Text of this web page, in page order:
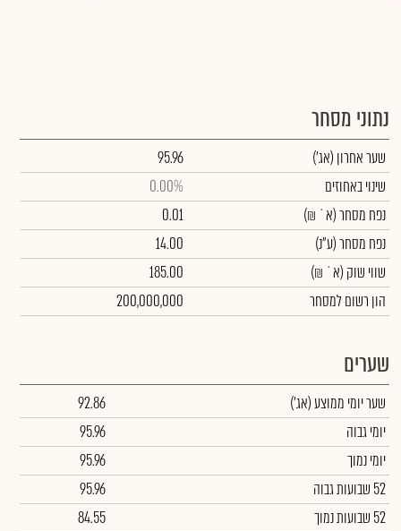
נתוני מסחר
שער אחרון (אג')
95.96
שינוי באחוזים
0.00%
נפח מסחר(א` ₪)
0.01
נפח מסחר(ע"נ)
14.00
שווי שוק (א` ₪)
185.00
הון רשום למסחר
200,000,000
שערים
שער יומי ממוצע(אג')
92.86
יומי גבוה
95.96
יומי נמוך
95.96
52 שבועות גבוה
95.96
52 שבועות נמוך
84.55